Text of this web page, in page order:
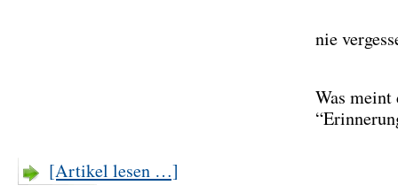
nie
Was meint
[Artikel lesen …]